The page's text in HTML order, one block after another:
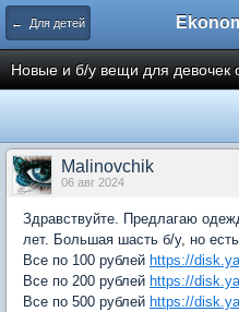
← Для детей
Новые и б/у вещи для девочек
Malinovchik
06 авг 2024
Здравствуйте. Предлагаю
лет. Большая шасть б/у, но
Все по 100 рублей https://
Все по 200 рублей https://
Все по 500 рублей https://